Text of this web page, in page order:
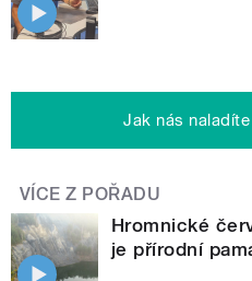
Jak nás
VÍCE Z POŘADU
Hromnické
je přírodní